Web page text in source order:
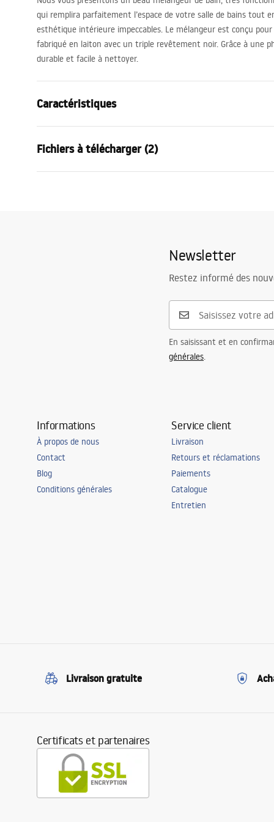
qui remplira parfaitement l’espace de votre salle de bains tout
esthétique intérieure impeccables. Le mélangeur est conçu
fabriqué en laiton avec un triple revêtement noir. Grâce à une
durable et facile à nettoyer.
Caractéristiques
Méthode de montage
Couleur
Or
100
½ pouce
5 ans
Fichiers à télécharger (2)
Newsletter
Restez informé des
En saisissant et en
générales.
Informations
À propos de nous
Contact
Blog
Conditions générales
Service client
Livraison
Retours et réclamations
Paiements
Catalogue
Entretien
Livraison gratuite
Certificats et partenaires